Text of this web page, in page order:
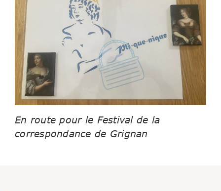
En route pour le Festival de la
correspondance de Grignan